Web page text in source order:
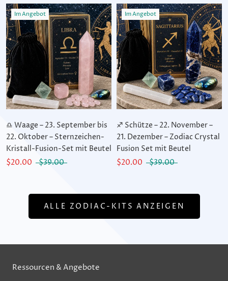
Im Angebot
♎ Waage – 23. September bis
22. Oktober – Sternzeichen-
Kristall-Fusion-Set mit Beutel
$20.00
$39.00
Im Angebot
♐ Schütze – 22. November –
21. Dezember – Zodiac Crystal
Fusion Set mit Beutel
$20.00
$39.00
ALLE ZODIAC-KITS ANZEIGEN
Ressourcen & Angebote